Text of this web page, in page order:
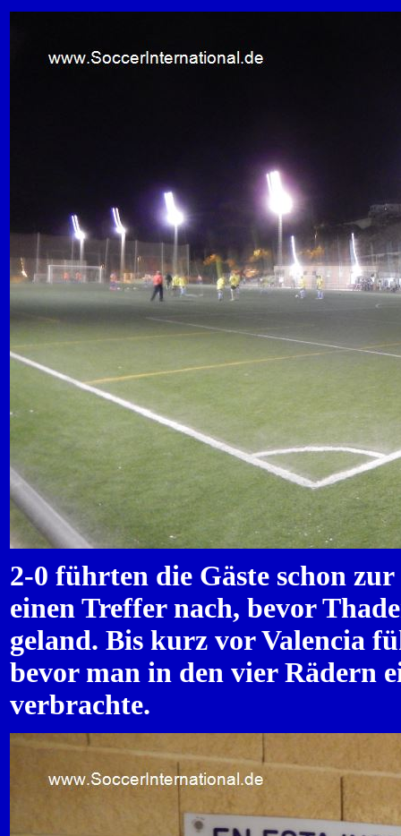
2-0 führten die Gäste schon
einen Treffer nach, bevor
geland. Bis kurz vor Valencia
bevor man in den vier Rädern
verbrachte.